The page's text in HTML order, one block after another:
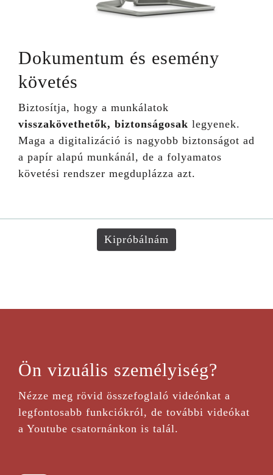
Dokumentum és esemény
követés
Biztosítja, hogy a munkálatok
visszakövethetők, biztonságosak legyenek.
Maga a digitalizáció is nagyobb biztonságot ad
a papír alapú munkánál, de a folyamatos
követési rendszer megduplázza azt.
Kipróbálnám
Ön vizuális személyiség?
Nézze meg rövid összefoglaló videónkat a
legfontosabb funkciókról, de további videókat
a Youtube csatornánkon is talál.